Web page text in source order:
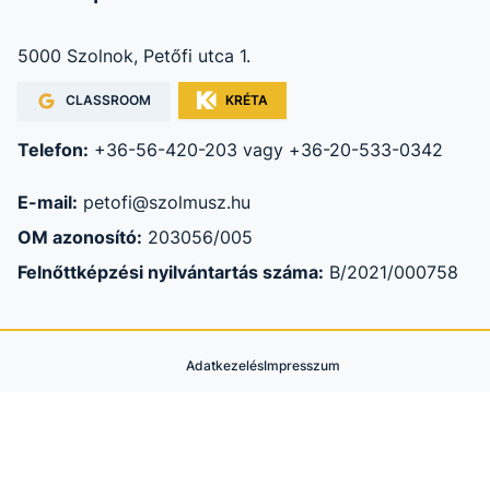
5000 Szolnok, Petőfi utca 1.
CLASSROOM KRÉTA
Telefon: +36-56-420-203 vagy +36-20-533-0342
E-mail: petofi@szolmusz.hu
OM azonosító: 203056/005
Felnőttképzési nyilvántartás száma: B/2021/000758
AdatkezelésImpresszum